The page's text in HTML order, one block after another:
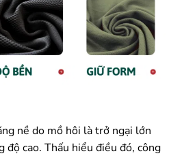
nề do mồ hôi là trở ngại lớn
độ cao. Thấu hiểu điều đó, công